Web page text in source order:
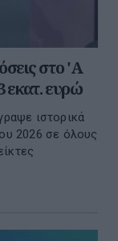
στο 'A
εκατ. ευρώ
ιστορικά
2026 σε όλους